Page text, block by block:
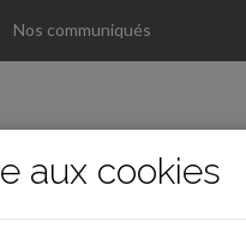
Nos communiqués
aux cookies